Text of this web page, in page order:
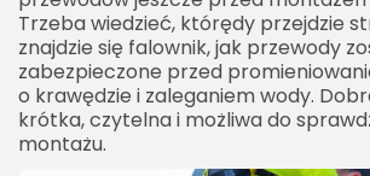
Trzeba wiedzieć, którędy przejdzie
znajdzie się falownik, jak przewody
zabezpieczone przed
o krawędzie i zaleganiem wody.
krótka, czytelna i możliwa do
montażu.